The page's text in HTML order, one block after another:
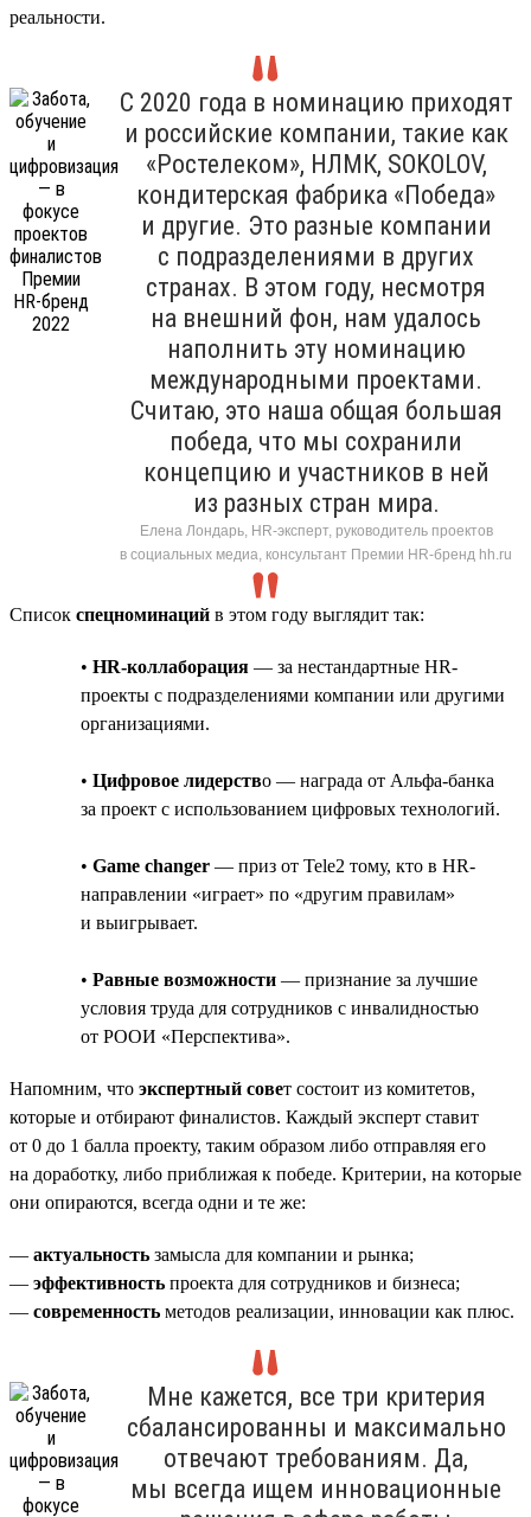
реальности.
С 2020 года в номинацию приходят
и российские компании, такие как
«Ростелеком», НЛМК, SOKOLOV,
кондитерская фабрика «Победа»
и другие. Это разные компании
с подразделениями в других
странах. В этом году, несмотря
на внешний фон, нам удалось
наполнить эту номинацию
международными проектами.
Считаю, это наша общая большая
победа, что мы сохранили
концепцию и участников в ней
из разных стран мира.
Елена Лондарь, HR-эксперт, руководитель проектов
в социальных медиа, консультант Премии HR-бренд hh.ru
Список спецноминаций в этом году выглядит так:
• HR-коллаборация — за нестандартные HR-
проекты с подразделениями компании или другими
организациями.
• Цифровое лидерство — награда от Альфа-банка
за проект с использованием цифровых технологий.
• Game changer — приз от Tele2 тому, кто в HR-
направлении «играет» по «другим правилам»
и выигрывает.
• Равные возможности — признание за лучшие
условия труда для сотрудников с инвалидностью
от РООИ «Перспектива».
Напомним, что экспертный совет состоит из комитетов,
которые и отбирают финалистов. Каждый эксперт ставит
от 0 до 1 балла проекту, таким образом либо отправляя его
на доработку, либо приближая к победе. Критерии, на которые
они опираются, всегда одни и те же:
— актуальность замысла для компании и рынка;
— эффективность проекта для сотрудников и бизнеса;
— современность методов реализации, инновации как плюс.
Мне кажется, все три критерия
сбалансированны и максимально
отвечают требованиям. Да,
мы всегда ищем инновационные